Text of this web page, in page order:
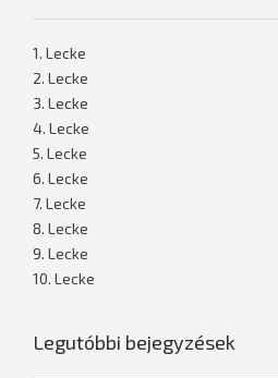
1. Lecke
2. Lecke
3. Lecke
4. Lecke
5. Lecke
6. Lecke
7. Lecke
8. Lecke
9. Lecke
10. Lecke
Legutóbbi bejegyzések